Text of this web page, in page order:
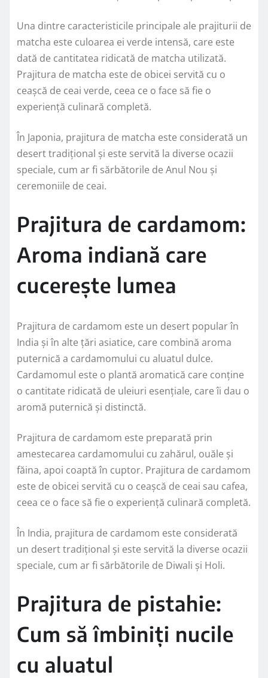
Una dintre caracteristicile principale ale prajiturii de
matcha este culoarea ei verde intensă, care este
dată de cantitatea ridicată de matcha utilizată.
Prajitura de matcha este de obicei servită cu o
ceașcă de ceai verde, ceea ce o face să fie o
experiență culinară completă.
În Japonia, prajitura de matcha este considerată un
desert tradițional și este servită la diverse ocazii
speciale, cum ar fi sărbătorile de Anul Nou și
ceremoniile de ceai.
Prajitura de cardamom:
Aroma indiană care
cucerește lumea
Prajitura de cardamom este un desert popular în
India și în alte țări asiatice, care combină aroma
puternică a cardamomului cu aluatul dulce.
Cardamomul este o plantă aromatică care conține
o cantitate ridicată de uleiuri esențiale, care îi dau o
aromă puternică și distinctă.
Prajitura de cardamom este preparată prin
amestecarea cardamomului cu zahărul, ouăle și
făina, apoi coaptă în cuptor. Prajitura de cardamom
este de obicei servită cu o ceașcă de ceai sau cafea,
ceea ce o face să fie o experiență culinară completă.
În India, prajitura de cardamom este considerată
un desert tradițional și este servită la diverse ocazii
speciale, cum ar fi sărbătorile de Diwali și Holi.
Prajitura de pistahie:
Cum să îmbiniți nucile
cu aluatul